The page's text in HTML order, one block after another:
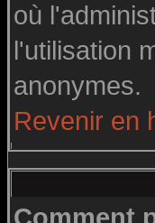
où
l'utilisation
anonymes.
Revenir en